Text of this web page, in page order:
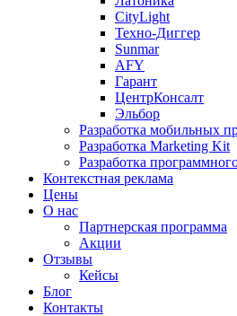
CityLight
Техно-Диггер
Sunmar
AFY
Гарант
ЦентрКонсалт
Эльбор
Разработка мобильных
Разработка Marketing Kit
Разработка
Контекстная реклама
Цены
О нас
Партнерская программа
Акции
Отзывы
Кейсы
Блог
Контакты